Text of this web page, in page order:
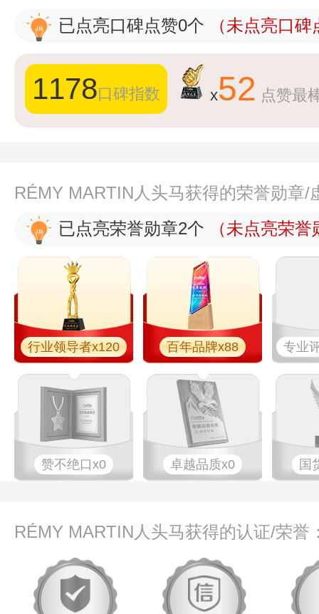
已点亮口碑点赞0个
（未点亮口
1178口碑指数 x52 点赞最
RÉMY MARTIN人头马获得的荣誉勋章/
已点亮荣誉勋章2个
（未点亮荣
行业领导者x120 百年品牌x88 专业​
赞不绝口x0 卓越品质x0 国
RÉMY MARTIN人头马获得的认证/荣誉